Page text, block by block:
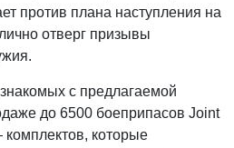
против плана наступления на
отверг призывы
с предлагаемой
до 6500 боеприпасов Joint
которые